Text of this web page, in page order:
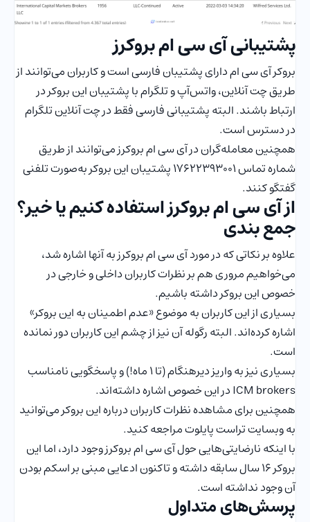
پشتیبانی آی سی ام بروکرز
بروکر آی سی ام دارای پشتیبان فارسی است و کاربران می‌توانند از
طریق چت آنلاین، واتس‌آپ و تلگرام با پشتیبان این بروکر در
ارتباط باشند. البته پشتیبانی فارسی فقط در چت آنلاین تلگرام
در دسترس است.
همچنین معامله‌گران در آی سی ام بروکرز می‌توانند از طریق
شماره تماس 17622393001 پشتیبان این بروکر به‌صورت تلفنی
گفتگو کنند.
از آی سی ام بروکرز استفاده کنیم یا خیر؟
جمع بندی
علاوه بر نکاتی که در مورد آی سی ام بروکرز به آنها اشاره شد،
می‌خواهیم مروری هم بر نظرات کاربران داخلی و خارجی در
خصوص این بروکر داشته باشیم.
بسیاری از این کاربران به موضوع «عدم اطمینان به این بروکر»
اشاره کرده‌اند. البته رگوله آن نیز از چشم این کاربران دور نمانده
است.
بسیاری نیز به واریز دیرهنگام (تا ۱ ماه!) و پاسخگویی نامناسب
ICM brokers در این خصوص اشاره داشته‌اند.
همچنین برای مشاهده نظرات کاربران درباره این بروکر می‌توانید
به وبسایت تراست پایلوت مراجعه کنید.
با اینکه نارضایتی‌هایی حول آی سی ام بروکرز وجود دارد، اما این
بروکر ۱۶ سال سابقه داشته و تاکنون ادعایی مبنی بر اسکم بودن
آن وجود نداشته است.
پرسش‌های متداول